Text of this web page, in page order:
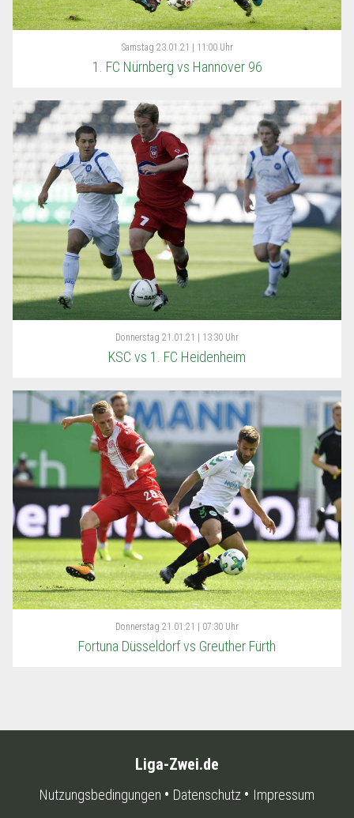
Samstag 23.01.21 | 11:00 Uhr
1. FC Nürnberg vs Hannover 96
Donnerstag 21.01.21 | 13:30 Uhr
KSC vs 1. FC Heidenheim
Donnerstag 21.01.21 | 07:30 Uhr
Fortuna Düsseldorf vs Greuther Fürth
Liga-Zwei.de
Nutzungsbedingungen Datenschutz Impressum